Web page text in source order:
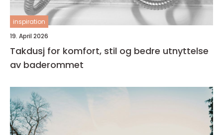
inspiration
19. April 2026
Takdusj for komfort, stil og bedre utnyttelse
av baderommet